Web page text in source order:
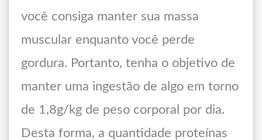
você consiga manter sua massa
muscular enquanto você perde
gordura. Portanto, tenha o objetivo de
manter uma ingestão de algo em torno
de 1,8g/kg de peso corporal por dia.
Desta forma, a quantidade proteínas